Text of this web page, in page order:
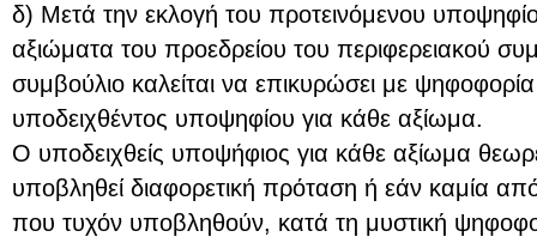
δ) Μετά την εκλογή του προτεινόμενου
αξιώματα του προεδρείου του περιφερειακού
συμβούλιο καλείται να επικυρώσει με
υποδειχθέντος υποψηφίου για κάθε αξίωμα.
Ο υποδειχθείς υποψήφιος για κάθε αξίωμα
υποβληθεί διαφορετική πρόταση ή εάν καμία από
που τυχόν υποβληθούν, κατά τη μυστική